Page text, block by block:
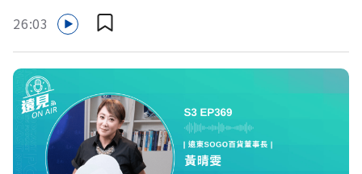
成默默承受著「沉默的倦怠」。當主管的期待、同儕的競爭
與承上啟下的壓力成為日常，身在職場的我們該如何停止無
止境的自我懷疑，在人際風暴中找回安頓內心的力量？ 本
集《遠見ON AIR》邀請新書《透視職場冰山》作者、薩提
爾模式溝通引導師李崇義與謝佳芸，教你如何看穿職場底層
的應對姿態，以及在緊湊的職場節奏中，修煉安頓心法！
🔺你的自我價值，難道只能由考績和主管來決定？ 🔺你或
你的同事，正在用哪種「不一致」的姿態應對壓力？ 🔺如
26:03